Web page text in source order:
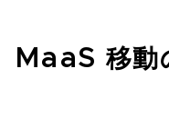
MaaS 移動